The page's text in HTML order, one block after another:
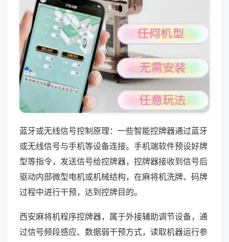
蓝牙或无线信号控制原理：一些智能控牌器通过蓝牙
或无线信号与手机等设备连接。手机端软件预设好牌
型等指令，发送信号给控牌器，控牌器接收到信号后
驱动内部微型电机或机械结构，在麻将机洗牌、码牌
过程中进行干预，达到控牌目的。
西安麻将机程序控牌器，属于外接辅助调节设备，通
过信号频段感应、数据弱干预方式，读取机器运行参